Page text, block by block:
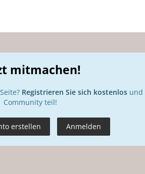
mitmachen!
Registrieren Sie sich kostenlos und
Community teil!
erstellen Anmelden